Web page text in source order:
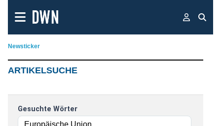
Newsticker
ARTIKELSUCHE
Gesuchte Wörter